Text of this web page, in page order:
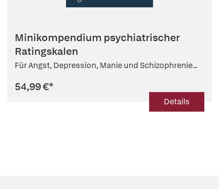
Minikompendium psychiatrischer
Ratingskalen
Für Angst, Depression, Manie und Schizophrenie...
54,99 €*
Details